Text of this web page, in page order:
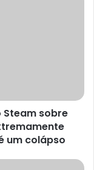
Steam sobre
um colápso